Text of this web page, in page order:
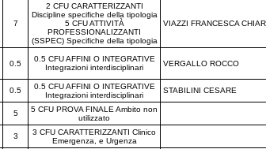
7
2 CFU CARATTERIZZANTI
Discipline specifiche della tipologia
5 CFU ATTIVITÀ
PROFESSIONALIZZANTI
(SSPEC) Specifiche della tipologia
VIAZZI FRANCESCA
0.5
0.5 CFU AFFINI O INTEGRATIVE
Integrazioni interdisciplinari
VERGALLO ROCCO
0.5
0.5 CFU AFFINI O INTEGRATIVE
Integrazioni interdisciplinari
STABILINI CESARE
5
5 CFU PROVA FINALE Ambito non
utilizzato
3
3 CFU CARATTERIZZANTI Clinico
Emergenza, e Urgenza